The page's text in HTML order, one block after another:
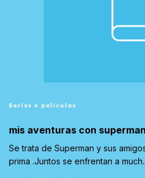
Series o películas
mis aventuras con superman
Se trata de Superman y sus
prima .Juntos se enfrentan a